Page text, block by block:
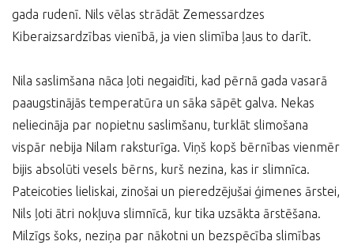
gada rudenī. Nils vēlas strādāt Zemessardzes
Kiberaizsardzības vienībā, ja vien slimība ļaus to darīt.
Nila saslimšana nāca ļoti negaidīti, kad pērnā gada vasarā
paaugstinājās temperatūra un sāka sāpēt galva. Nekas
neliecināja par nopietnu saslimšanu, turklāt slimošana
vispār nebija Nilam raksturīga. Viņš kopš bērnības vienmēr
bijis absolūti vesels bērns, kurš nezina, kas ir slimnīca.
Pateicoties lieliskai, zinošai un pieredzējušai ģimenes ārstei,
Nils ļoti ātri nokļuva slimnīcā, kur tika uzsākta ārstēšana.
Milzīgs šoks, neziņa par nākotni un bezspēcība slimības